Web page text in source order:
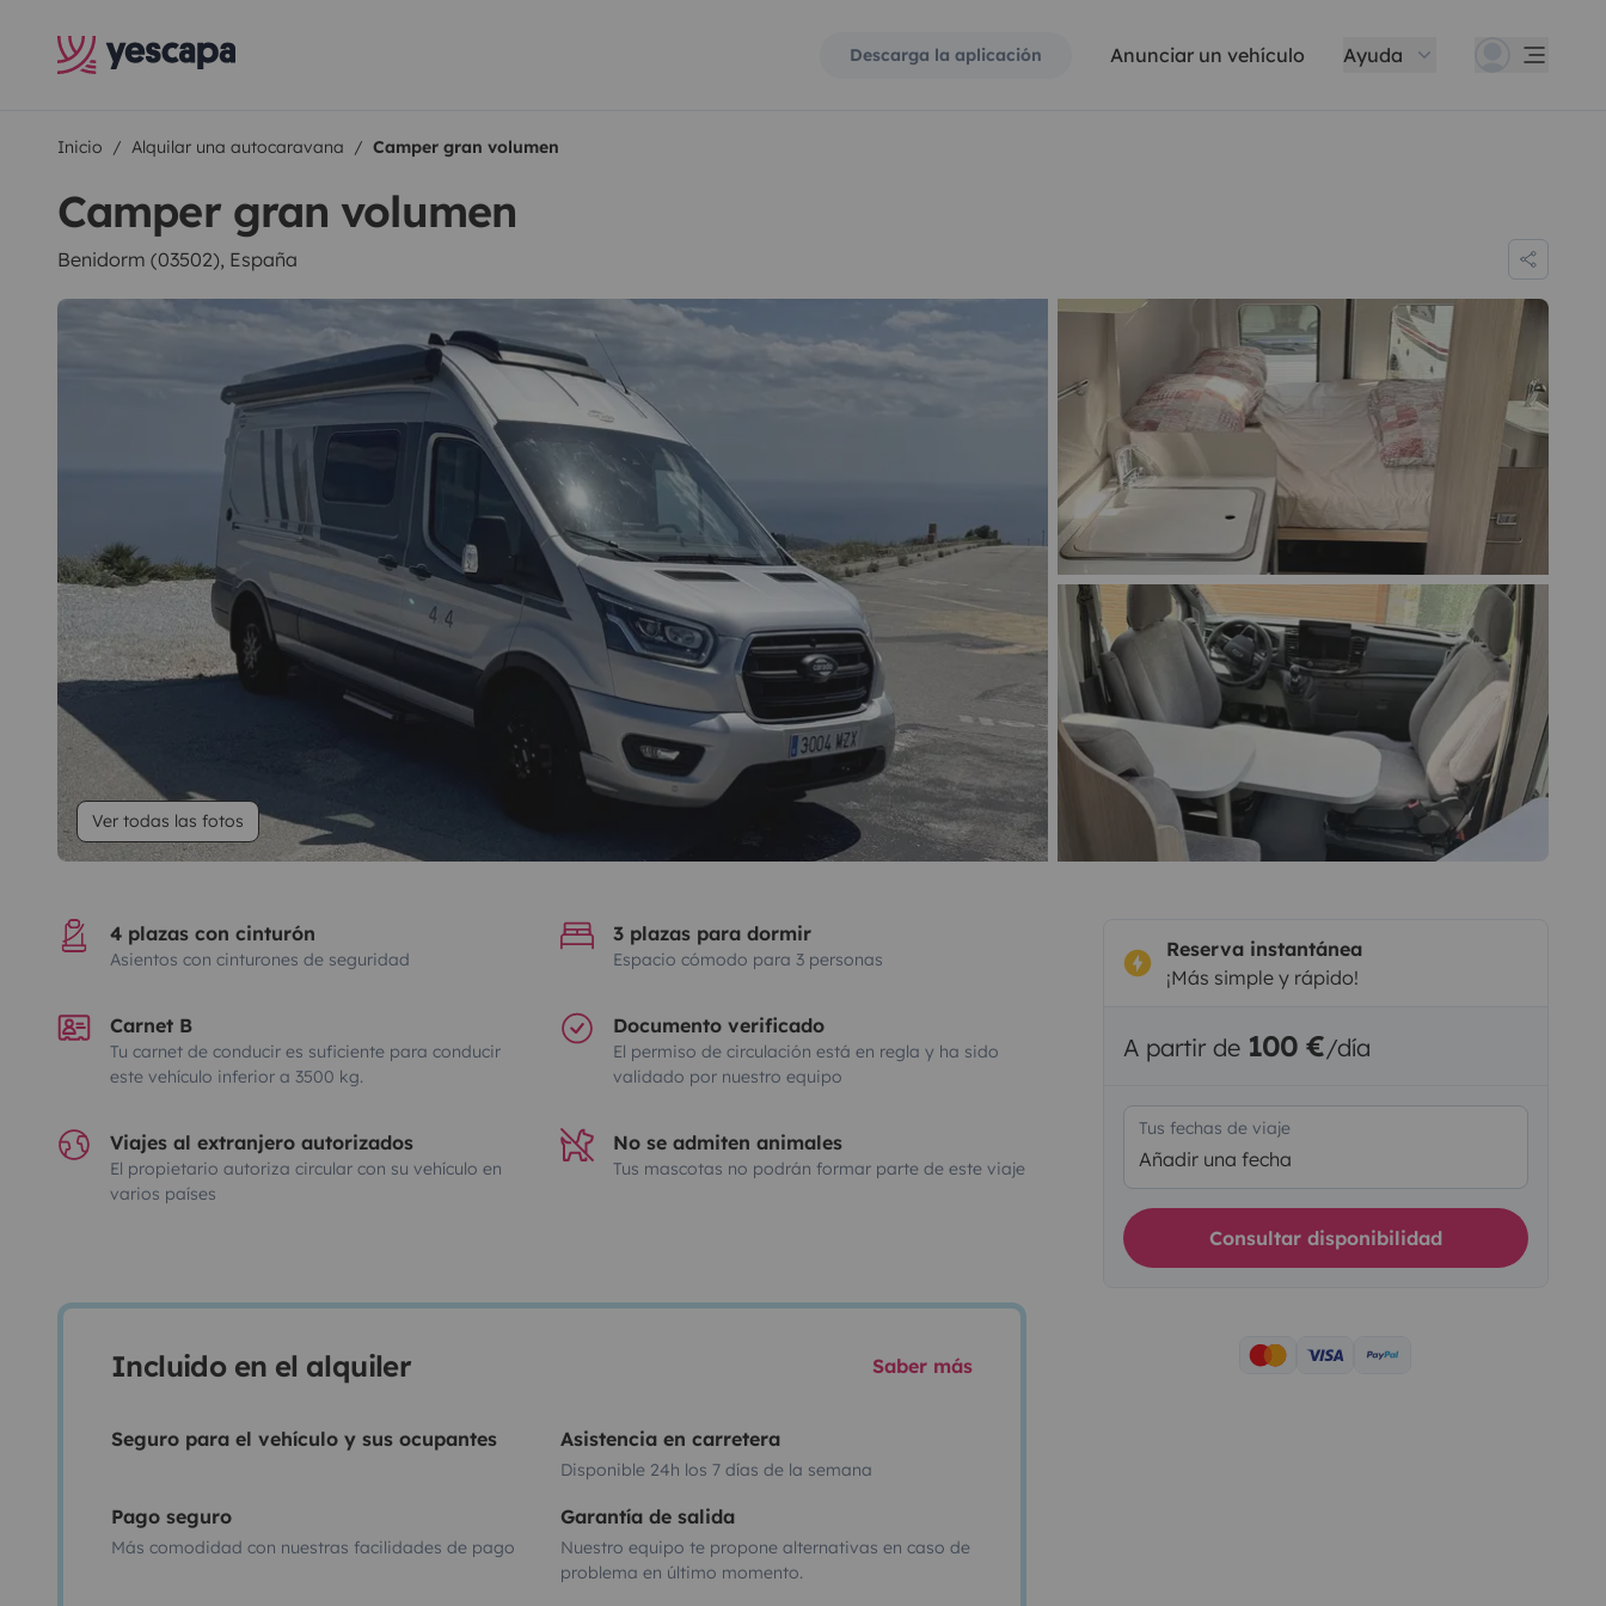
Descarga la aplicación Anunciar un vehículo Ayuda
Inicio Alquilar una autocaravana Camper gran volumen
Camper gran volumen
Benidorm (03502), España
Ver todas las fotos
4 plazas con cinturón
Asientos con cinturones de seguridad
3 plazas para dormir
Espacio cómodo para 3 personas
Carnet B
Tu carnet de conducir es suficiente para conducir
este vehículo inferior a 3500 kg.
Documento verificado
El permiso de circulación está en regla y ha sido
validado por nuestro equipo
Viajes al extranjero autorizados
El propietario autoriza circular con su vehículo en
varios países
No se admiten animales
Tus mascotas no podrán formar parte de este viaje
Incluido en el alquiler Saber más
Seguro para el vehículo y sus ocupantes Asistencia en carretera
Disponible 24h los 7 días de la semana
Pago seguro
Más comodidad con nuestras facilidades de pago
Garantía de salida
Nuestro equipo te propone alternativas en caso de
problema en último momento.
Reserva instantánea
¡Más simple y rápido!
A partir de 100 €/día
Tus fechas de viaje
Añadir una fecha
Consultar disponibilidad